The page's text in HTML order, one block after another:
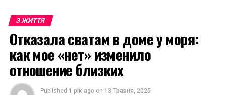
З ЖИТТЯ
Отказала сватам в доме у моря:
как мое «нет» изменило
отношение близких
Published 1 рік ago on 13 Травня, 2025